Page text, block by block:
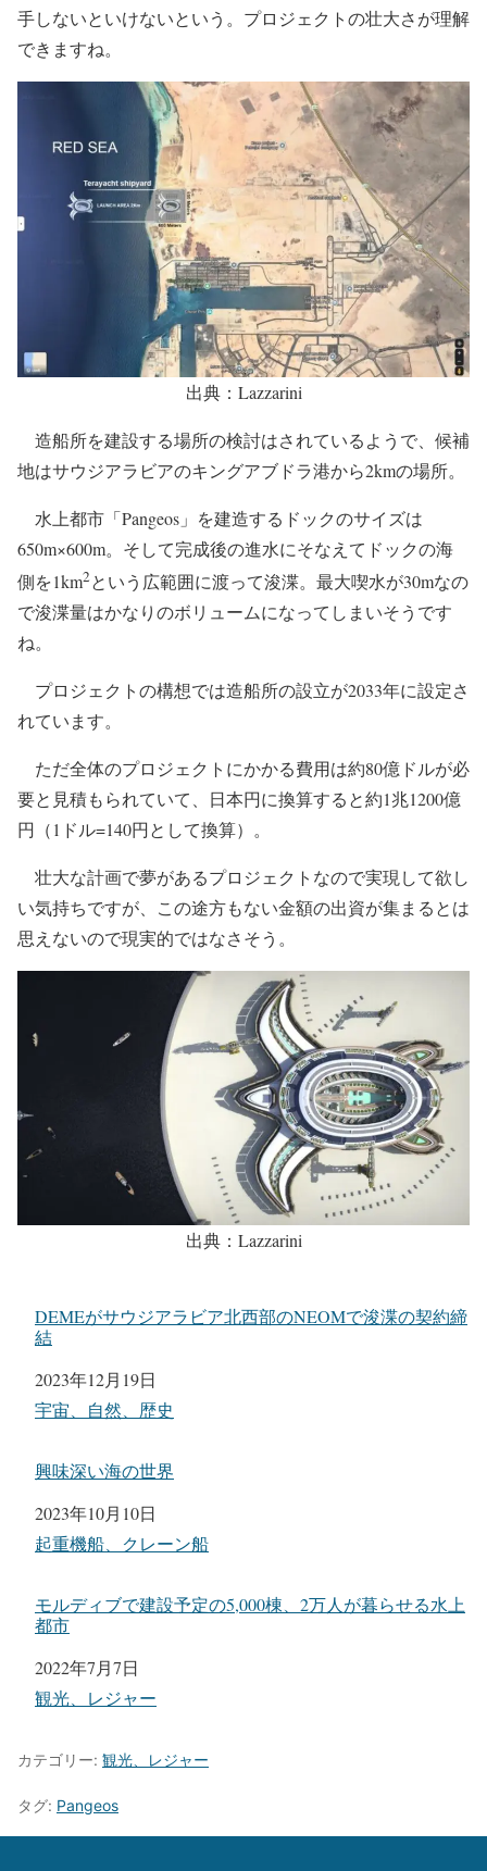
手しないといけないという。プロジェクトの壮大さが理解
できますね。
出典：Lazzarini
造船所を建設する場所の検討はされているようで、候補
地はサウジアラビアのキングアブドラ港から2kmの場所。
水上都市「Pangeos」を建造するドックのサイズは
650m×600m。そして完成後の進水にそなえてドックの海
側を1km2という広範囲に渡って浚渫。最大喫水が30mなの
で浚渫量はかなりのボリュームになってしまいそうです
ね。
プロジェクトの構想では造船所の設立が2033年に設定さ
れています。
ただ全体のプロジェクトにかかる費用は約80億ドルが必
要と見積もられていて、日本円に換算すると約1兆1200億
円（1ドル=140円として換算）。
壮大な計画で夢があるプロジェクトなので実現して欲し
い気持ちですが、この途方もない金額の出資が集まるとは
思えないので現実的ではなさそう。
出典：Lazzarini
DEMEがサウジアラビア北西部のNEOMで浚渫の契約締
結
日付
2023年12月19日
関連理由
宇宙、自然、歴史
興味深い海の世界
日付
2023年10月10日
関連理由
起重機船、クレーン船
モルディブで建設予定の5,000棟、2万人が暮らせる水上
都市
日付
2022年7月7日
関連理由
観光、レジャー
カテゴリー: 観光、レジャー
タグ: Pangeos